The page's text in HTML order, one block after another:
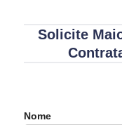
Solicite
Nome